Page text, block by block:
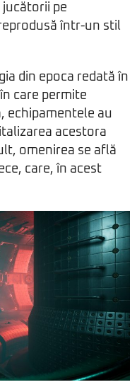
jucătorii pe
într-un stil
din epoca redată în
care permite
echipamentele au
acestora
omenirea se află
care, în acest